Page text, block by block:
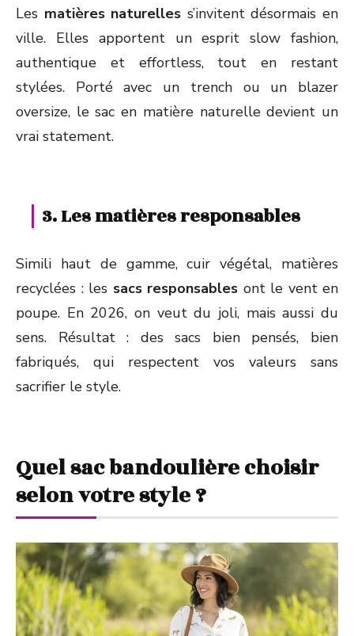
Les matières naturelles s’invitent désormais en
ville. Elles apportent un esprit slow fashion,
authentique et effortless, tout en restant
stylées. Porté avec un trench ou un blazer
oversize, le sac en matière naturelle devient un
vrai statement.
3. Les matières responsables
Simili haut de gamme, cuir végétal, matières
recyclées : les sacs responsables ont le vent en
poupe. En 2026, on veut du joli, mais aussi du
sens. Résultat : des sacs bien pensés, bien
fabriqués, qui respectent vos valeurs sans
sacrifier le style.
Quel sac bandoulière choisir
selon votre style ?